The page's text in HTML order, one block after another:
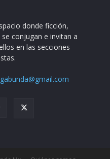
donde ficción,
conjugan e invitan a
en las secciones